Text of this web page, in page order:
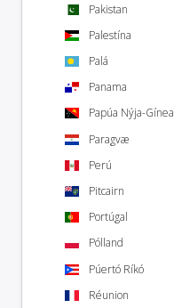
Pakistan
Palestína
Palá
Panama
Papúa Nýja-Gínea
Paragvæ
Perú
Pitcairn
Portúgal
Pólland
Púertó Ríkó
Réunion